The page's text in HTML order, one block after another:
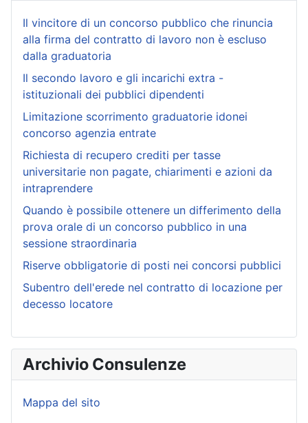
Il vincitore di un concorso pubblico che rinuncia
alla firma del contratto di lavoro non è escluso
dalla graduatoria
Il secondo lavoro e gli incarichi extra -
istituzionali dei pubblici dipendenti
Limitazione scorrimento graduatorie idonei
concorso agenzia entrate
Richiesta di recupero crediti per tasse
universitarie non pagate, chiarimenti e azioni da
intraprendere
Quando è possibile ottenere un differimento della
prova orale di un concorso pubblico in una
sessione straordinaria
Riserve obbligatorie di posti nei concorsi pubblici
Subentro dell'erede nel contratto di locazione per
decesso locatore
Archivio Consulenze
Mappa del sito